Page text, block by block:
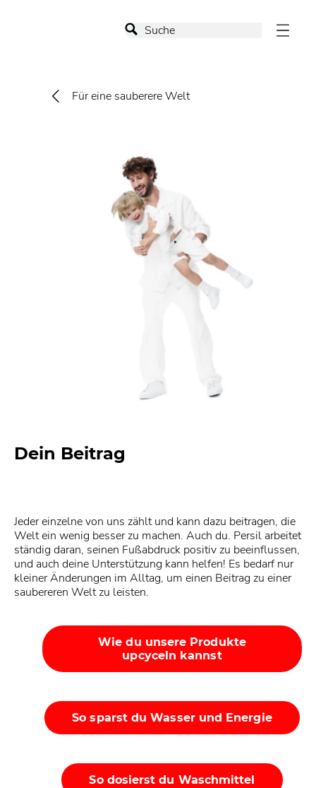
Für eine sauberere Welt
Dein Beitrag
Jeder einzelne von uns zählt und kann dazu beitragen, die
Welt ein wenig besser zu machen. Auch du. Persil arbeitet
ständig daran, seinen Fußabdruck positiv zu beeinflussen,
und auch deine Unterstützung kann helfen! Es bedarf nur
kleiner Änderungen im Alltag, um einen Beitrag zu einer
saubereren Welt zu leisten.
Wie du unsere Produkte
upcyceln kannst
So sparst du Wasser und Energie
So dosierst du Waschmittel